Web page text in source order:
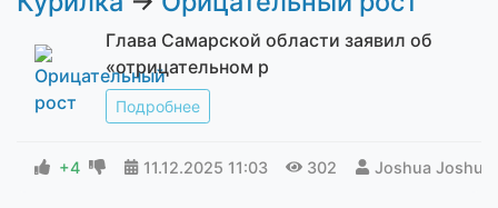
Глава Самарской области заявил об
«отрицательном р
Подробнее
+4 11.12.2025 11:03 302 Joshua Joshua